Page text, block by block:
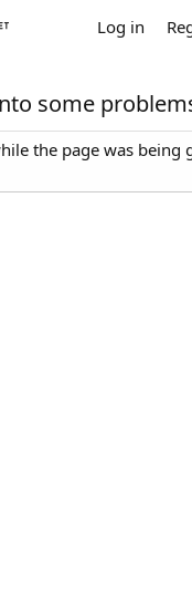
Log in
some
the page was being